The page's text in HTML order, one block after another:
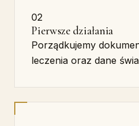
02
Pierwsze działania
Porządkujemy
leczenia oraz dane